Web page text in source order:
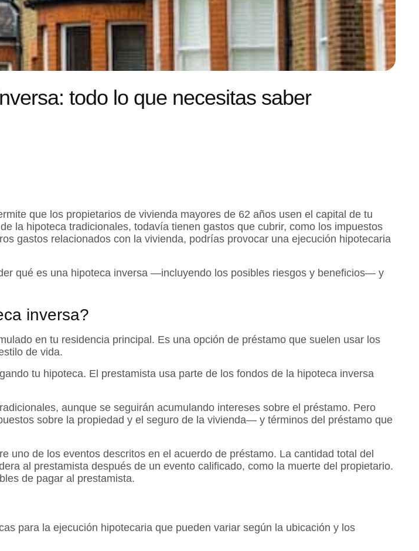
todo lo que necesitas saber
que los propietarios de vivienda mayores de 62 años usen el capital de tu
la hipoteca tradicionales, todavía tienen gastos que cubrir, como los impuestos
gastos relacionados con la vivienda, podrías provocar una ejecución hipotecaria
qué es una hipoteca inversa —incluyendo los posibles riesgos y beneficios— y
inversa?
en tu residencia principal. Es una opción de préstamo que suelen usar los
de vida.
tu hipoteca. El prestamista usa parte de los fondos de la hipoteca inversa
aunque se seguirán acumulando intereses sobre el préstamo. Pero
sobre la propiedad y el seguro de la vivienda— y términos del préstamo que
uno de los eventos descritos en el acuerdo de préstamo. La cantidad total del
al prestamista después de un evento calificado, como la muerte del propietario.
de pagar al prestamista.
para la ejecución hipotecaria que pueden variar según la ubicación y los